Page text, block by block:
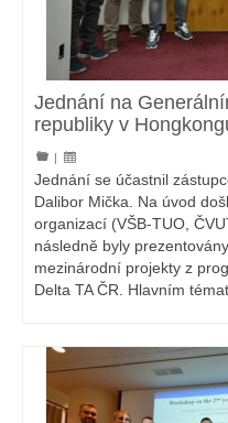
Jednání na
republiky v
|
Jednání se účastnil
Dalibor Mička. Na úvod
organizací (VŠB-TUO,
následně byly
mezinárodní projekty z
Delta TA ČR. Hlavním